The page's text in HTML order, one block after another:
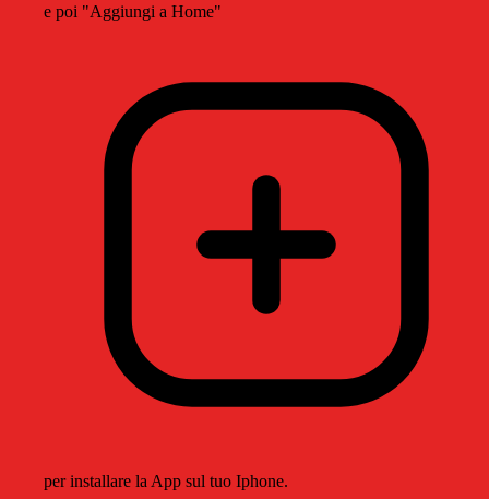
e poi "Aggiungi a Home"
per installare la App sul tuo Iphone.